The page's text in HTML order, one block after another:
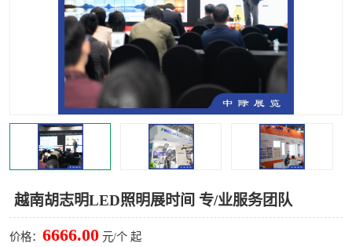
越南胡志明LED照明展时间 专/业服务团队
价格： 6666.00 元/个 起